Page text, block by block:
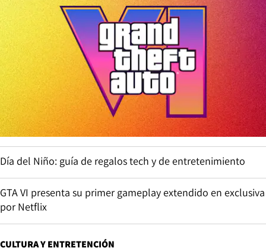
Día del Niño: guía de regalos tech y de entretenimiento
GTA VI presenta su primer gameplay extendido en exclusiva
por Netflix
CULTURA Y ENTRETENCIÓN